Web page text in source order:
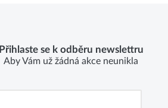
Přihlaste se k odběru newslettru
Aby Vám už žádná akce neunikla